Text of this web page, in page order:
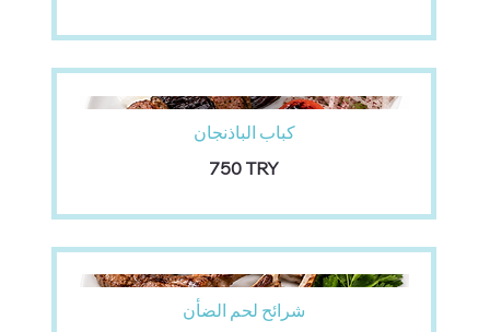
كباب الباذنجان
‏750 TRY
شرائح لحم الضأن